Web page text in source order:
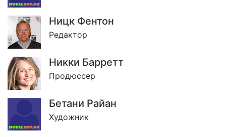
Ницк Фентон
Редактор
Никки Барретт
Продюссер
Бетани Райан
Художник